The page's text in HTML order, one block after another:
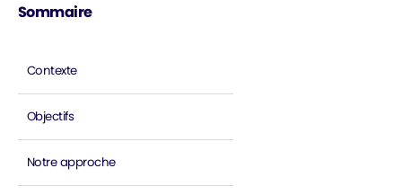
Sommaire
Contexte
Objectifs
Notre approche